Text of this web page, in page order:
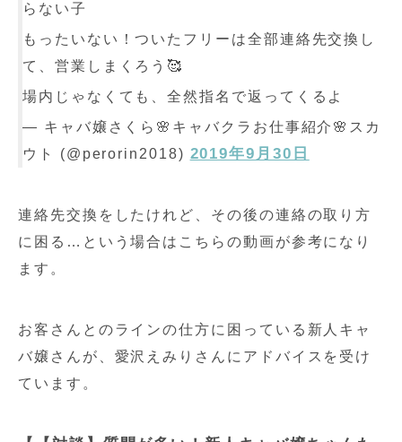
らない子
もったいない！ついたフリーは全部連絡先交換し
て、営業しまくろう🥰
場内じゃなくても、全然指名で返ってくるよ
— キャバ嬢さくら🌸キャバクラお仕事紹介🌸スカ
ウト (@perorin2018) 2019年9月30日
連絡先交換をしたけれど、その後の連絡の取り方
に困る…という場合はこちらの動画が参考になり
ます。
お客さんとのラインの仕方に困っている新人キャ
バ嬢さんが、愛沢えみりさんにアドバイスを受け
ています。